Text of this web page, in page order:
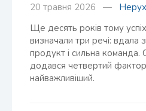
20 травня 2026 —
Ще десять років тому
визначали три речі: вдала
продукт і сильна команда.
додався четвертий
найважливіший.